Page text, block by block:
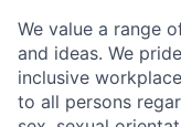
We value a range
and ideas. We
inclusive
to all persons